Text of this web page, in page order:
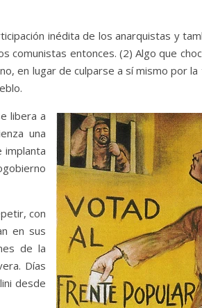
inédita de los anarquistas y
comunistas entonces. (2) Algo que
en lugar de culparse a sí mismo por la
libera a
una
implanta
con
en sus
de la
Días
desde